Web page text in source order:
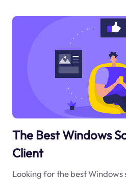
The Best Windows
Client
Looking for the best Windows